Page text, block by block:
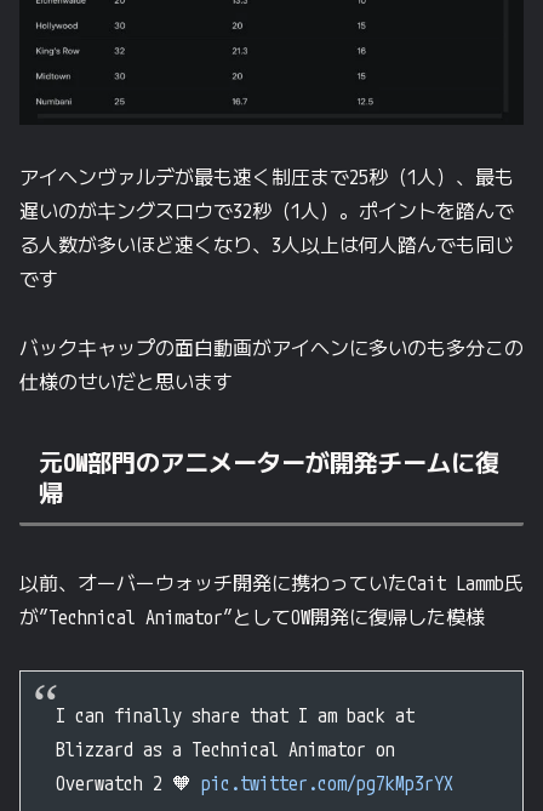
アイヘンヴァルデが最も速く制圧まで25秒（1人）、最も
遅いのがキングスロウで32秒（1人）。ポイントを踏んで
る人数が多いほど速くなり、3人以上は何人踏んでも同じ
です
バックキャップの面白動画がアイヘンに多いのも多分この
仕様のせいだと思います
元OW部門のアニメーターが開発チームに復
帰
以前、オーバーウォッチ開発に携わっていたCait Lammb氏
が”Technical Animator”としてOW開発に復帰した模様
I can finally share that I am back at
Blizzard as a Technical Animator on
Overwatch 2 🧡 pic.twitter.com/pg7kMp3rYX